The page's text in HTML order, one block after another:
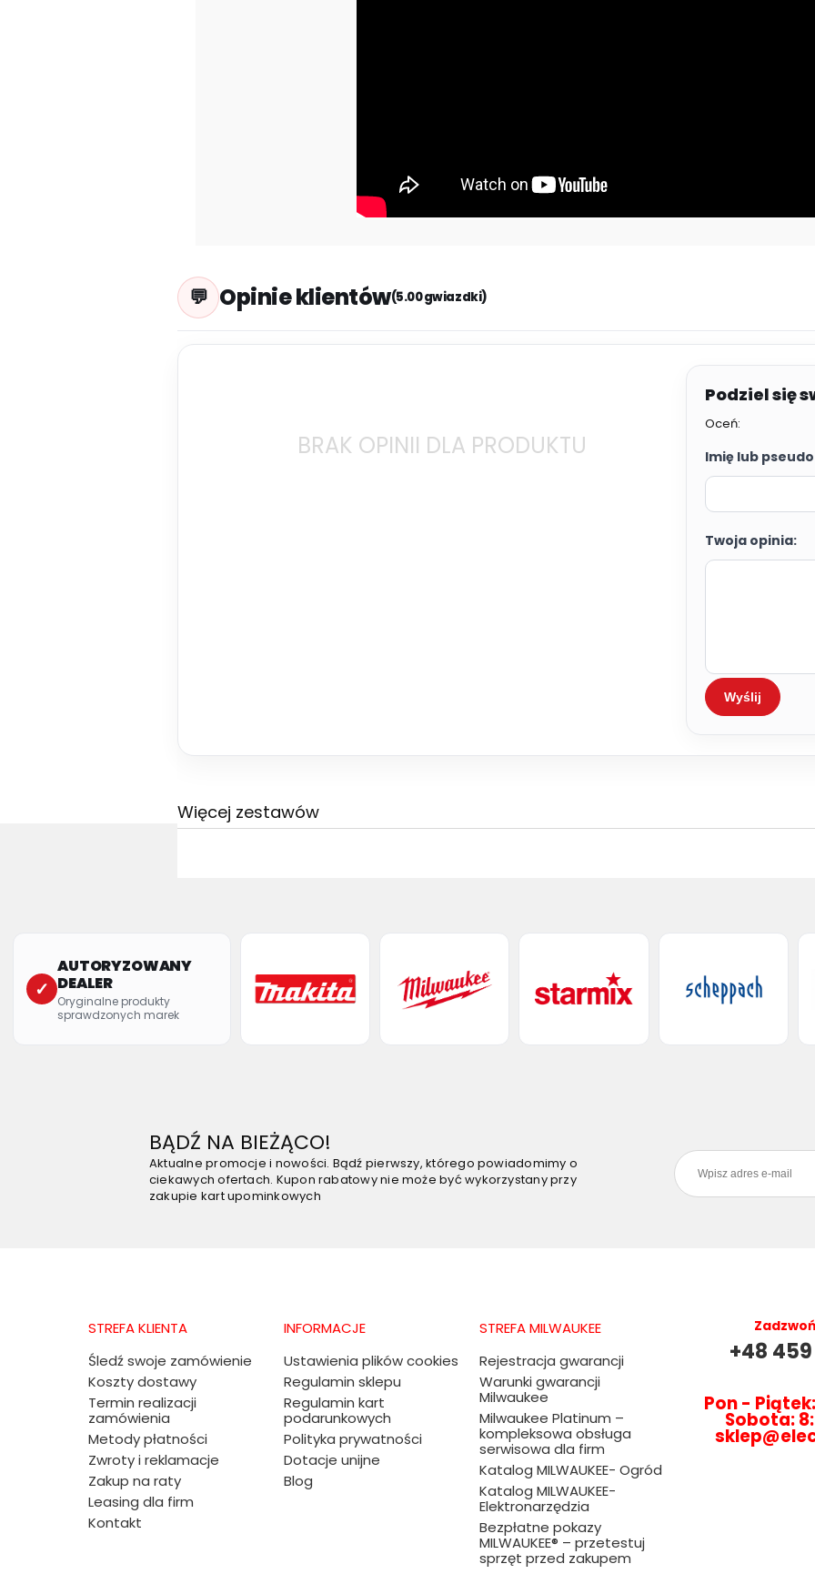
Opinie klientów(5.00 gwiazdki)
BRAK OPINII DLA PRODUKTU
Oceń:
Imię lub
Twoja opinia:
Wyślij
Więcej zestawów
✓
AUTORYZOWANY
DEALER
Oryginalne produkty
sprawdzonych marek
BĄDŹ NA BIEŻĄCO!
Aktualne promocje i nowości. Bądź pierwszy, którego powiadomimy o
ciekawych ofertach. Kupon rabatowy nie może być wykorzystany przy
zakupie kart upominkowych
STREFA KLIENTA
Śledź swoje zamówienie
Koszty dostawy
Termin realizacji
zamówienia
Metody płatności
Zwroty i reklamacje
Zakup na raty
Leasing dla firm
Kontakt
INFORMACJE
Ustawienia plików cookies
Regulamin sklepu
Regulamin kart
podarunkowych
Polityka prywatności
Dotacje unijne
Blog
STREFA MILWAUKEE
Rejestracja gwarancji
Warunki gwarancji
Milwaukee
Milwaukee Platinum –
kompleksowa obsługa
serwisowa dla firm
Katalog MILWAUKEE- Ogród
Katalog MILWAUKEE-
Elektronarzędzia
Bezpłatne pokazy
MILWAUKEE® – przetestuj
sprzęt przed zakupem
+48
Pon -
Sobota: